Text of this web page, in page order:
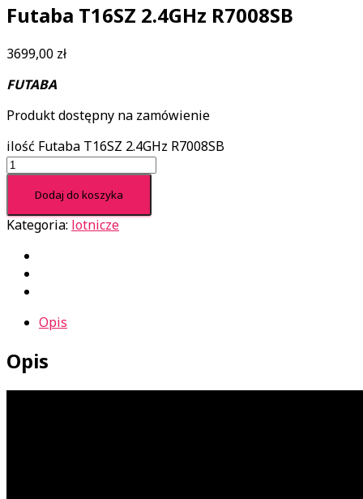
Futaba T16SZ 2.4GHz R7008SB
3699,00 zł
FUTABA
Produkt dostępny na zamówienie
ilość Futaba T16SZ 2.4GHz R7008SB
Dodaj do koszyka
Kategoria: lotnicze
Opis
Opis